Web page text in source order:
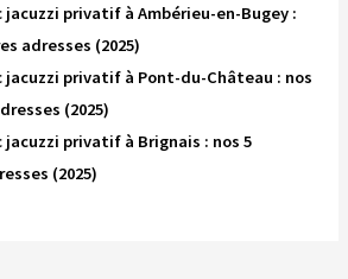
jacuzzi privatif à Ambérieu-en-Bugey :
adresses (2025)
jacuzzi privatif à Pont-du-Château : nos
(2025)
jacuzzi privatif à Brignais : nos 5
(2025)